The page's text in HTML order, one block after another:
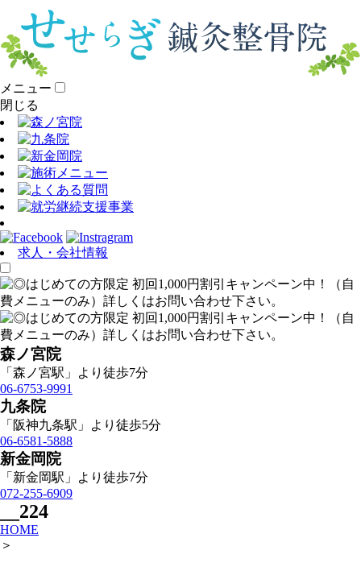
メニュー
閉じる
求人・会社情報
森ノ宮院
「森ノ宮駅」より徒歩7分
06-6753-9991
九条院
「阪神九条駅」より徒歩5分
06-6581-5888
新金岡院
「新金岡駅」より徒歩7分
072-255-6909
__224
HOME
＞